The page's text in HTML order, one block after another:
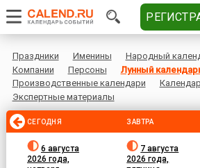
Праздники Именины Народный
Компании
Персоны
Лунный
Производственные календари
Экспертные материалы
СЕГОДНЯ
6 августа
2026 года,
ЗАВТРА
7 августа
2026 года,